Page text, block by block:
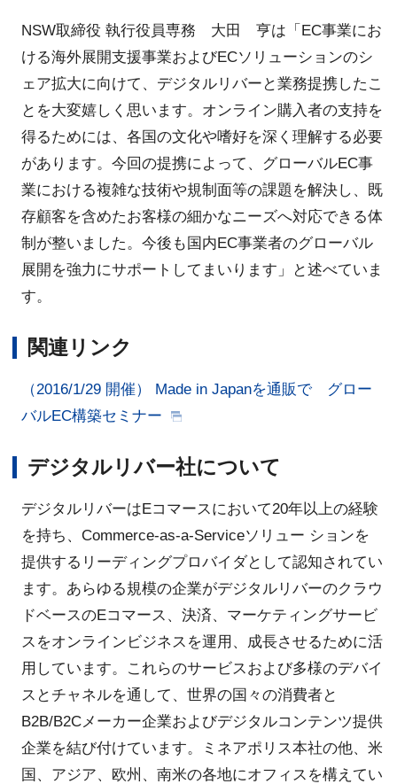
NSW取締役 執行役員専務 大田 亨は「EC事業にお
ける海外展開支援事業およびECソリューションのシ
ェア拡大に向けて、デジタルリバーと業務提携したこ
とを大変嬉しく思います。オンライン購入者の支持を
得るためには、各国の文化や嗜好を深く理解する必要
があります。今回の提携によって、グローバルEC事
業における複雑な技術や規制面等の課題を解決し、既
存顧客を含めたお客様の細かなニーズへ対応できる体
制が整いました。今後も国内EC事業者のグローバル
展開を強力にサポートしてまいります」と述べていま
す。
関連リンク
（2016/1/29 開催） Made in Japanを通販で グロー
バルEC構築セミナー
デジタルリバー社について
デジタルリバーはEコマースにおいて20年以上の経験
を持ち、Commerce-as-a-Serviceソリュー ションを
提供するリーディングプロバイダとして認知されてい
ます。あらゆる規模の企業がデジタルリバーのクラウ
ドベースのEコマース、決済、マーケティングサービ
スをオンラインビジネスを運用、成長させるために活
用しています。これらのサービスおよび多様のデバイ
スとチャネルを通して、世界の国々の消費者と
B2B/B2Cメーカー企業およびデジタルコンテンツ提供
企業を結び付けています。ミネアポリス本社の他、米
国、アジア、欧州、南米の各地にオフィスを構えてい